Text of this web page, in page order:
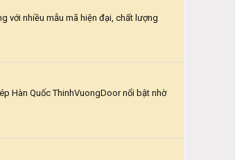
với nhiều mẫu mã hiện đại, chất lượng
Hàn Quốc ThinhVuongDoor nổi bật nhờ